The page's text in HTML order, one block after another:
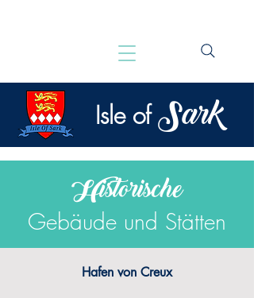
Isle of Sark
Historische
Gebäude und Stätten
Hafen von Creux